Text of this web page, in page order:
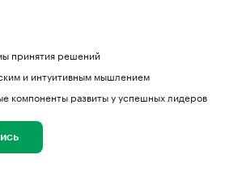
принятия решений
и интуитивным мышлением
компоненты развиты у успешных лидеров